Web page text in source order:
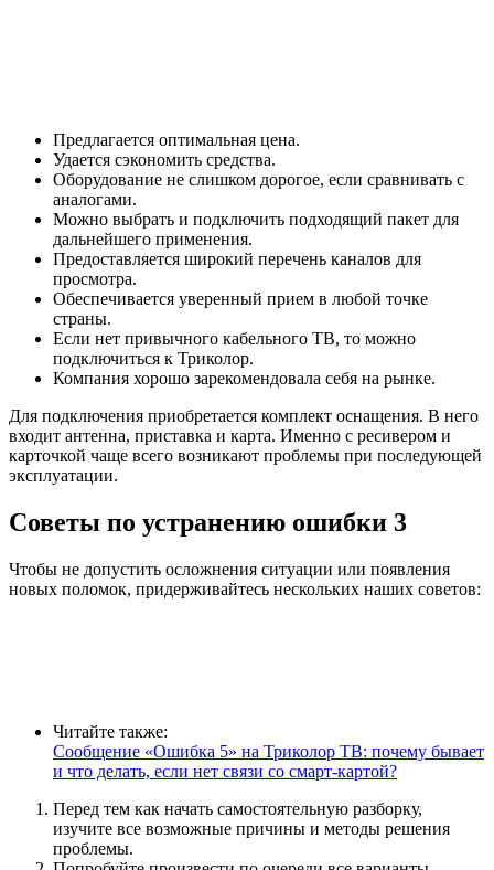
Предлагается оптимальная цена.
Удается сэкономить средства.
Оборудование не слишком дорогое, если сравнивать с
аналогами.
Можно выбрать и подключить подходящий пакет для
дальнейшего применения.
Предоставляется широкий перечень каналов для
просмотра.
Обеспечивается уверенный прием в любой точке
страны.
Если нет привычного кабельного ТВ, то можно
подключиться к Триколор.
Компания хорошо зарекомендовала себя на рынке.
Для подключения приобретается комплект оснащения. В него
входит антенна, приставка и карта. Именно с ресивером и
карточкой чаще всего возникают проблемы при последующей
эксплуатации.
Советы по устранению ошибки 3
Чтобы не допустить осложнения ситуации или появления
новых поломок, придерживайтесь нескольких наших советов:
Читайте также:
Сообщение «Ошибка 5» на Триколор ТВ: почему бывает
и что делать, если нет связи со смарт-картой?
Перед тем как начать самостоятельную разборку,
изучите все возможные причины и методы решения
проблемы.